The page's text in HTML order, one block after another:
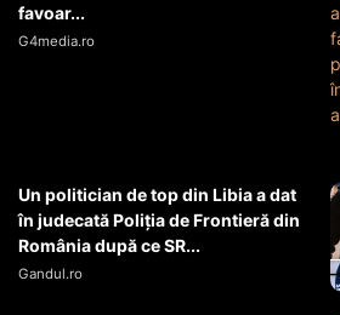
favoar...
G4media.ro
Un politician de top din Libia a dat
în judecată Poliția de Frontieră din
România după ce SR...
Gandul.ro